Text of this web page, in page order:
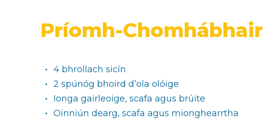
Príomh-Chomhábhair
4 bhrollach sicín
2 spúnóg bhoird d’ola olóige
Ionga gairleoige, scafa agus brúite
Oinniún dearg, scafa agus mionghearrtha